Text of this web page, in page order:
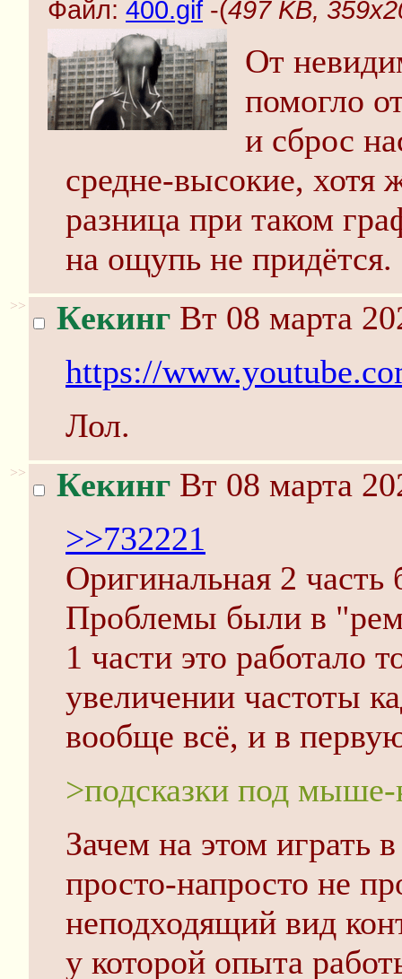
Файл: 400.gif -(497 KB,
От
помогло
и сброс
средне-высокие, хотя
разница при таком
на ощупь не придётся.
>> Кекинг Вт 08 марта
https://
Лол.
>> Кекинг Вт 08 марта
>>732221
Оригинальная 2 часть
Проблемы были в
1 части это работало
увеличении частоты
вообще всё, и в
>подсказки под мыше-
Зачем на этом играть
просто-напросто не
неподходящий вид
у которой опыта